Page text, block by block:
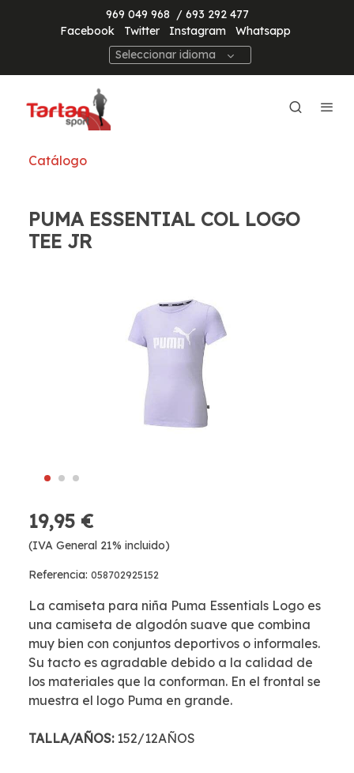
969 049 968 / 693 292 477
Facebook
Twitter Instagram
Whatsapp
Seleccionar idioma
Catálogo
PUMA ESSENTIAL COL LOGO
TEE JR
19,95 €
(IVA General 21% incluido)
Referencia: 058702925152
La camiseta para niña Puma Essentials Logo es
una camiseta de algodón suave que combina
muy bien con conjuntos deportivos o informales.
Su tacto es agradable debido a la calidad de
los materiales que la conforman. En el frontal se
muestra el logo Puma en grande.
TALLA/AÑOS: 152/12AÑOS